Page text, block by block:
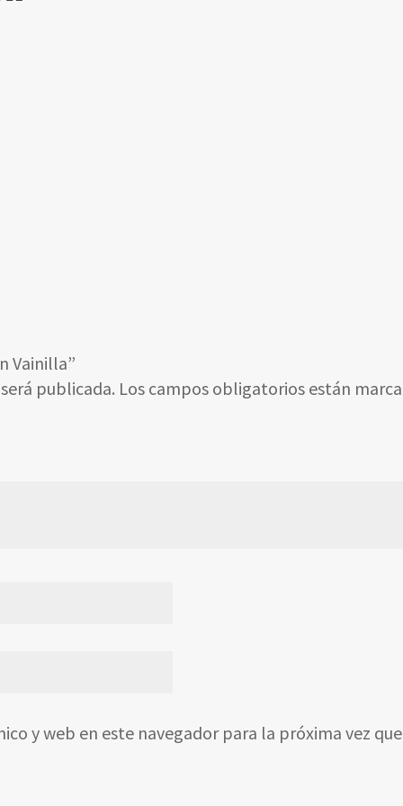
Vainilla”
publicada. Los campos obligatorios están
y web en este navegador para la próxima vez